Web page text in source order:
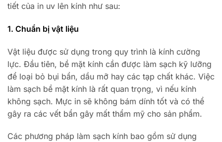
tiết của in uv lên kính như sau:
1. Chuẩn bị vật liệu
Vật liệu được sử dụng trong quy trình là kính cường
lực. Đầu tiên, bề mặt kính cần được làm sạch kỹ lưỡng
để loại bỏ bụi bẩn, dầu mỡ hay các tạp chất khác. Việc
làm sạch bề mặt kính là rất quan trọng, vì nếu kính
không sạch. Mực in sẽ không bám dính tốt và có thể
gây ra các vết bẩn gây mất thẩm mỹ cho sản phẩm.
Các phương pháp làm sạch kính bao gồm sử dụng